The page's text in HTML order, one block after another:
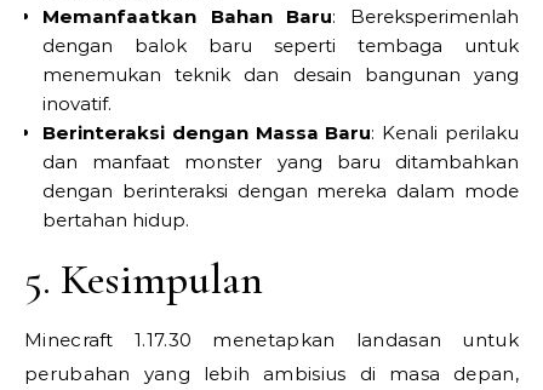
Memanfaatkan Bahan Baru: Bereksperimenlah
dengan balok baru seperti tembaga untuk
menemukan teknik dan desain bangunan yang
inovatif.
Berinteraksi dengan Massa Baru: Kenali perilaku
dan manfaat monster yang baru ditambahkan
dengan berinteraksi dengan mereka dalam mode
bertahan hidup.
5. Kesimpulan
Minecraft 1.17.30 menetapkan landasan untuk
perubahan yang lebih ambisius di masa depan,